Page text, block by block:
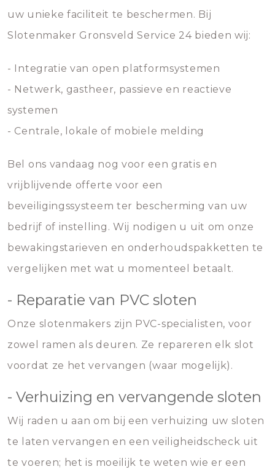
uw unieke faciliteit te beschermen. Bij
Slotenmaker Gronsveld Service 24 bieden wij:
- Integratie van open platformsystemen
- Netwerk, gastheer, passieve en reactieve
systemen
- Centrale, lokale of mobiele melding
Bel ons vandaag nog voor een gratis en
vrijblijvende offerte voor een
beveiligingssysteem ter bescherming van uw
bedrijf of instelling. Wij nodigen u uit om onze
bewakingstarieven en onderhoudspakketten te
vergelijken met wat u momenteel betaalt.
- Reparatie van PVC sloten
Onze slotenmakers zijn PVC-specialisten, voor
zowel ramen als deuren. Ze repareren elk slot
voordat ze het vervangen (waar mogelijk).
- Verhuizing en vervangende sloten
Wij raden u aan om bij een verhuizing uw sloten
te laten vervangen en een veiligheidscheck uit
te voeren; het is moeilijk te weten wie er een